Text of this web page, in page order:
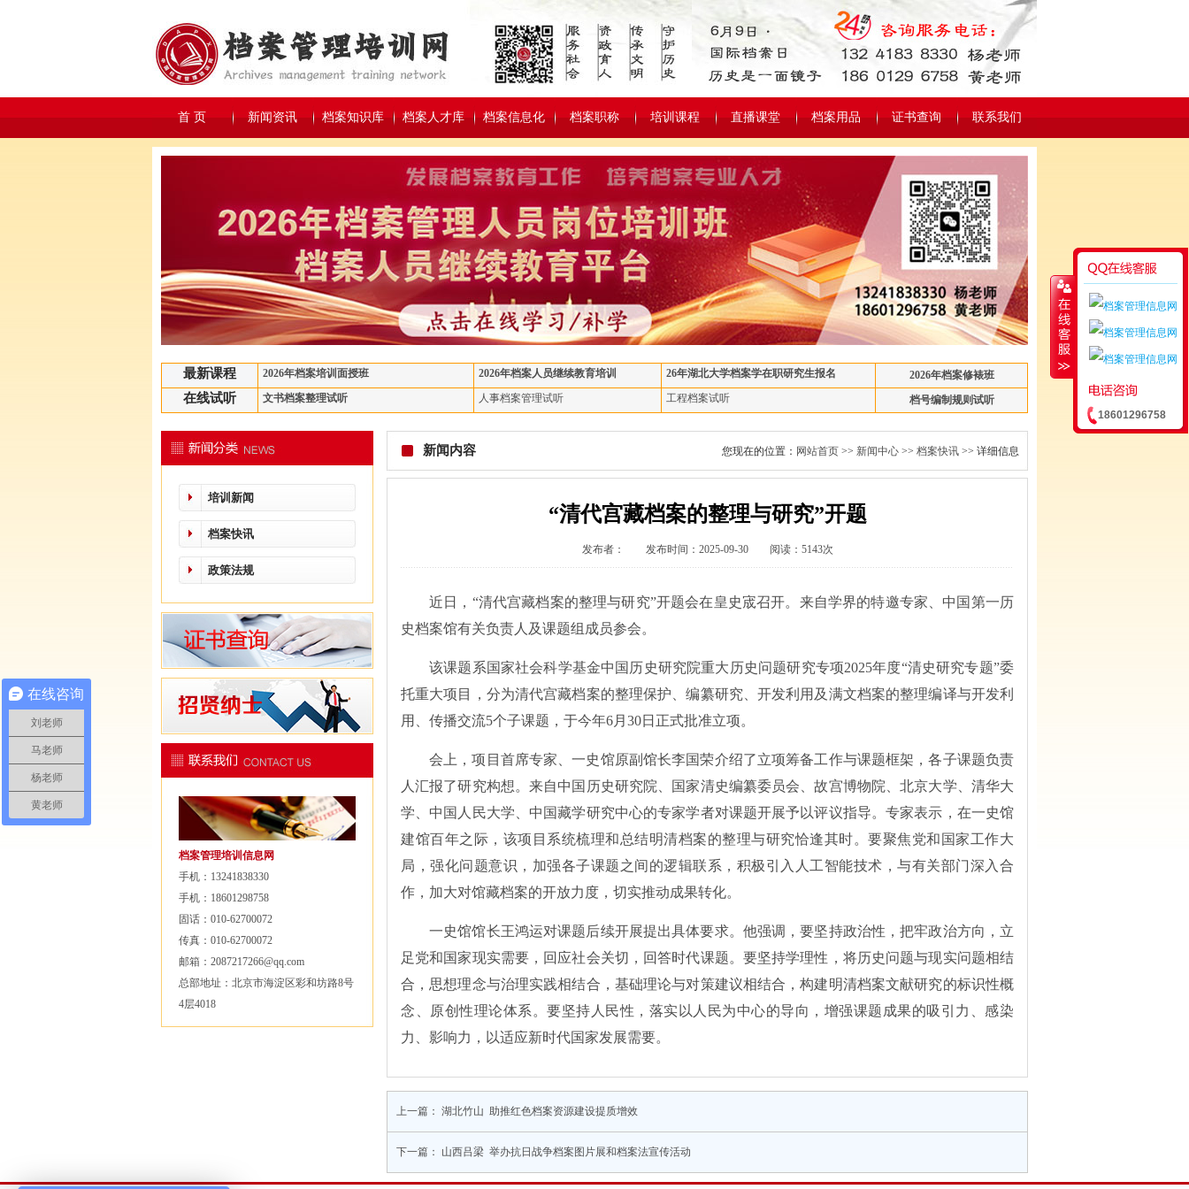
首 页 新闻资讯 档案知识库 档案人才库 档案信息化 档案职称 培训课程 直播课堂 档案用品 证书查询 联系我们
最新课程 2026年档案培训面授班 2026年档案人员继续教育培训 26年湖北大学档案学在职研究生报名 2026年档案修裱班
在线试听 文书档案整理试听 人事档案管理试听 工程档案试听 档号编制规则试听
培训新闻
档案快讯
政策法规
档案管理培训信息网
手机：13241838330
手机：18601298758
固话：010-62700072
传真：010-62700072
邮箱：2087217266@qq.com
总部地址：北京市海淀区彩和坊路8号
4层4018
新闻内容 您现在的位置： 网站首页 >> 新闻中心 >> 档案快讯 >> 详细信息
“清代宫藏档案的整理与研究”开题
发布者： 发布时间：2025-09-30 阅读：5143次
近日， “清代宫藏档案的整理与研究”开题会在皇史宬召开。来自学界的特邀专家、中国第一历
史档案馆有关负责人及课题组成员参会。
该课题系国家社会科学基金中国历史研究院重大历史问题研究专项2025年度“清史研究专题”委
托重大项目，分为清代宫藏档案的整理保护、编纂研究、开发利用及满文档案的整理编译与开发利
用、传播交流5个子课题，于今年6月30日正式批准立项。
会上，项目首席专家、一史馆原副馆长李国荣介绍了立项筹备工作与课题框架，各子课题负责
人汇报了研究构想。来自中国历史研究院、国家清史编纂委员会、故宫博物院、北京大学、清华大
学、中国人民大学、中国藏学研究中心的专家学者对课题开展予以评议指导。专家表示，在一史馆
建馆百年之际，该项目系统梳理和总结明清档案的整理与研究恰逢其时。要聚焦党和国家工作大
局，强化问题意识，加强各子课题之间的逻辑联系，积极引入人工智能技术，与有关部门深入合
作，加大对馆藏档案的开放力度，切实推动成果转化。
一史馆馆长王鸿运对课题后续开展提出具体要求。他强调，要坚持政治性，把牢政治方向，立
足党和国家现实需要，回应社会关切，回答时代课题。要坚持学理性，将历史问题与现实问题相结
合，思想理念与治理实践相结合，基础理论与对策建议相结合，构建明清档案文献研究的标识性概
念、原创性理论体系。要坚持人民性，落实以人民为中心的导向，增强课题成果的吸引力、感染
力、影响力，以适应新时代国家发展需要。
上一篇： 湖北竹山 助推红色档案资源建设提质增效
下一篇： 山西吕梁 举办抗日战争档案图片展和档案法宣传活动
18601296758
在线咨询
刘老师
马老师
杨老师
黄老师